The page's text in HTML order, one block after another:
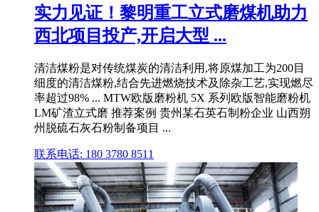
实力见证！黎明重工立式磨煤机助力
西北项目投产,开启大型 ...
清洁煤粉是对传统煤炭的清洁利用,将原煤加工为200目
细度的清洁煤粉,结合先进燃烧技术及除杂工艺,实现燃尽
率超过98% ... MTW欧版磨粉机 5X 系列欧版智能磨粉机
LM矿渣立式磨 推荐案例 贵州某石英石制粉企业 山西朔
州脱硫石灰石粉制备项目 ...
联系电话: 180 3780 8511